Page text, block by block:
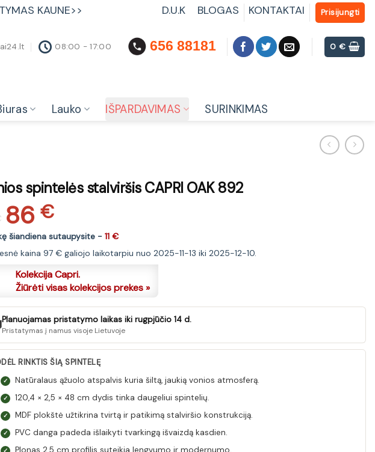
KAUNE>> D.U.K BLOGAS KONTAKTAI Prisijungti
08:00 - 17:00 656 88181 0€
Lauko IŠPARDAVIMAS SURINKIMAS
spintelės stalviršis CAPRI OAK 892
86 €
šiandiena sutaupysite - 11 €
kaina 97 € galiojo laikotarpiu nuo 2025-11-13 iki 2025-12-10.
Kolekcija Capri.
Žiūrėti visas kolekcijos prekes »
Planuojamas pristatymo laikas iki rugpjūčio 14 d.
Pristatymas į namus visoje Lietuvoje
RINKTIS ŠIĄ SPINTELĘ
✓ Natūralaus ąžuolo atspalvis kuria šiltą, jaukią vonios atmosferą.
✓ 120,4 × 2,5 × 48 cm dydis tinka daugeliui spintelių.
✓ MDF plokštė užtikrina tvirtą ir patikimą stalviršio konstrukciją.
✓ PVC danga padeda išlaikyti tvarkingą išvaizdą kasdien.
Plonas 2,5 cm profilis suteikia lengvumo ir modernumo.